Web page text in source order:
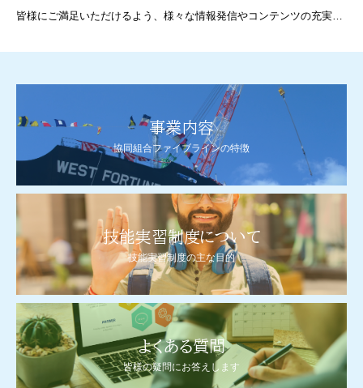
皆様にご満足いただけるよう、様々な情報発信やコンテンツの充実に
事業内容
協同組合ファイブラインの特徴
技能実習制度について
技能実習制度の主な目的
よくある質問
皆様の疑問にお答えします